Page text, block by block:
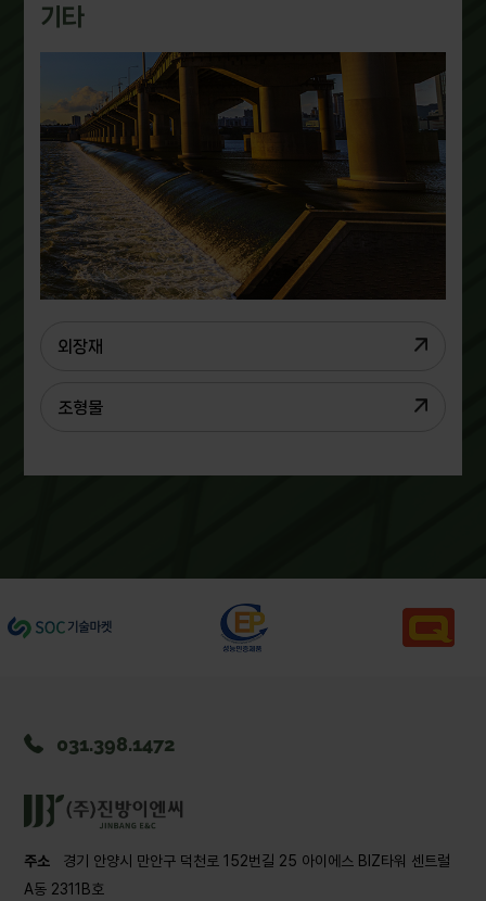
기타
외장재
조형물
주소 경기 안양시 만안구 덕천로 152번길 25 아이에스 BIZ타워 센트럴
A동 2311B호
031.398.1472